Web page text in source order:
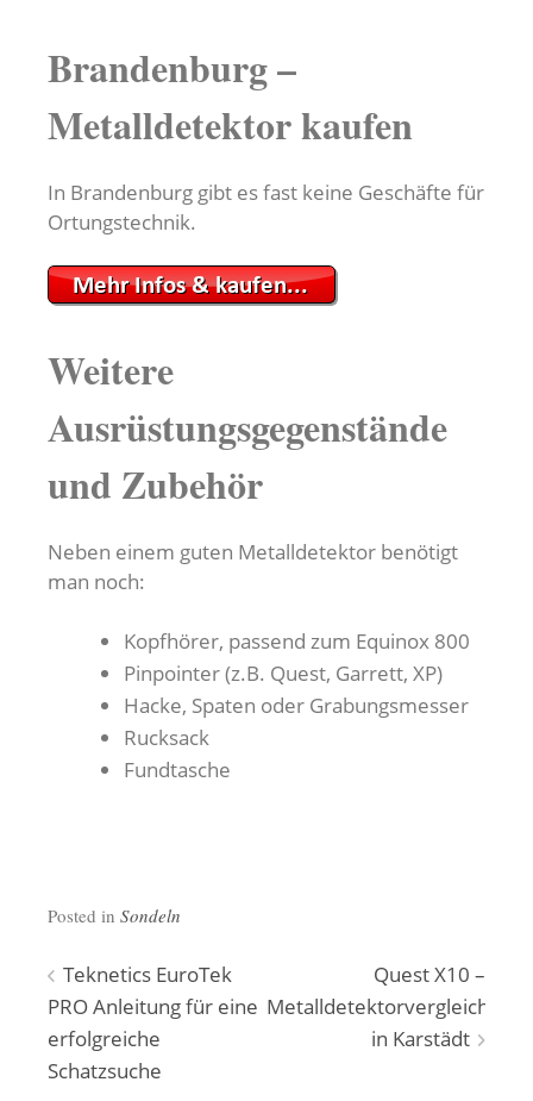
Brandenburg –
Metalldetektor kaufen
In Brandenburg gibt es fast keine Geschäfte für
Ortungstechnik.
Weitere
Ausrüstungsgegenstände
und Zubehör
Neben einem guten Metalldetektor benötigt
man noch:
Kopfhörer, passend zum Equinox 800
Pinpointer (z.B. Quest, Garrett, XP)
Hacke, Spaten oder Grabungsmesser
Rucksack
Fundtasche
Posted in Sondeln
Beitragsnavigation
Teknetics EuroTek
PRO Anleitung für eine
erfolgreiche
Schatzsuche
Quest X10 –
Metalldetektorvergleich
in Karstädt